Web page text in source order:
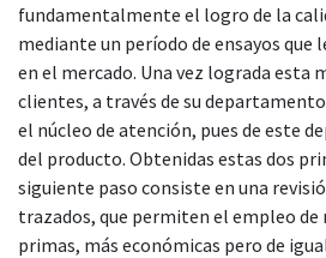
fundamentalmente el logro de la
mediante un período de ensayos
en el mercado. Una vez lograda esta
clientes, a través de su
el núcleo de atención, pues de este
del producto. Obtenidas estas dos
siguiente paso consiste en una
trazados, que permiten el empleo de
primas, más económicas pero de